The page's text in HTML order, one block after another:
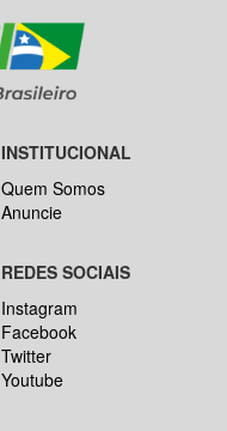
INSTITUCIONAL
Quem Somos
Anuncie
REDES SOCIAIS
Instagram
Facebook
Twitter
Youtube